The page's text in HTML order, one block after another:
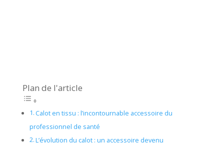
Plan de l'article
Calot en tissu : l’incontournable accessoire du
professionnel de santé
L’évolution du calot : un accessoire devenu